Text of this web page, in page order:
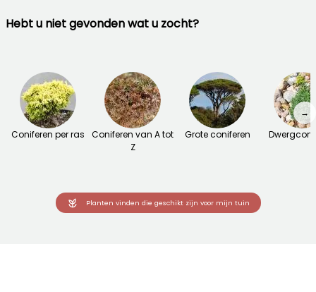
Hebt u niet gevonden wat u zocht?
Coniferen per ras
Coniferen van A tot
Z
Grote coniferen
→
Planten vinden die geschikt zijn voor mijn tuin